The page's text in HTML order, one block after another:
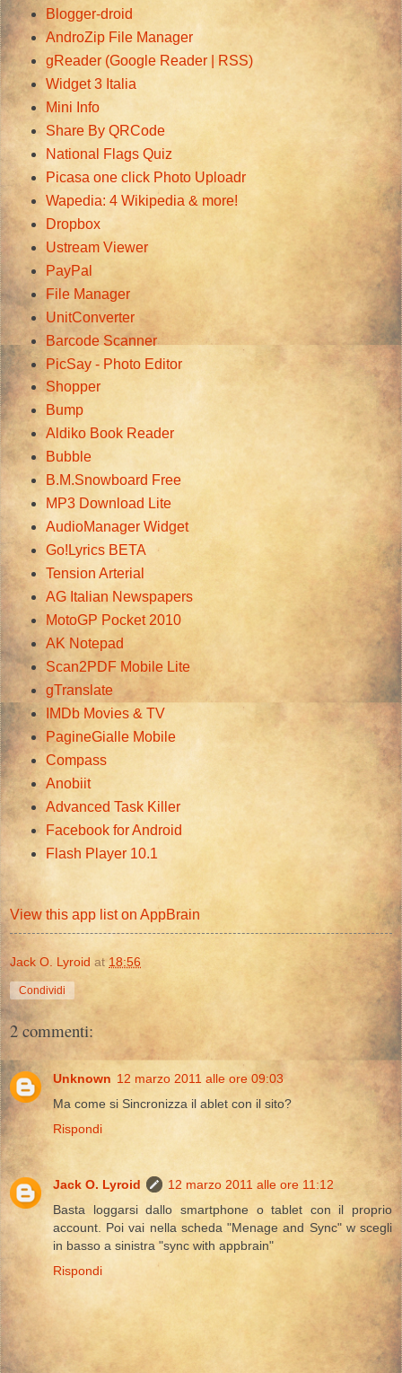
Blogger-droid
AndroZip File Manager
gReader (Google Reader | RSS)
Widget 3 Italia
Mini Info
Share By QRCode
National Flags Quiz
Picasa one click Photo Uploadr
Wapedia: 4 Wikipedia & more!
Dropbox
Ustream Viewer
PayPal
File Manager
UnitConverter
Barcode Scanner
PicSay - Photo Editor
Shopper
Bump
Aldiko Book Reader
Bubble
B.M.Snowboard Free
MP3 Download Lite
AudioManager Widget
Go!Lyrics BETA
Tension Arterial
AG Italian Newspapers
MotoGP Pocket 2010
AK Notepad
Scan2PDF Mobile Lite
gTranslate
IMDb Movies & TV
PagineGialle Mobile
Compass
Anobiit
Advanced Task Killer
Facebook for Android
Flash Player 10.1
View this app list on AppBrain
Jack O. Lyroid at18:56
Condividi
2 commenti:
Unknown 12 marzo 2011 alle ore 09:03
Ma come si Sincronizza il ablet con il sito?
Rispondi
Jack O. Lyroid
12 marzo 2011 alle ore 11:12
Basta loggarsi dallo smartphone o tablet con il proprio
account. Poi vai nella scheda "Menage and Sync" w scegli
in basso a sinistra "sync with appbrain"
Rispondi